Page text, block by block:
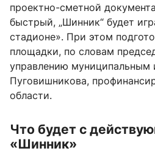
проектно-сметной
быстрый, „Шинник“ будет
стадионе». При этом
площадки, по словам
управлению
Пуговишникова,
области.
Что будет с
«Шинник»